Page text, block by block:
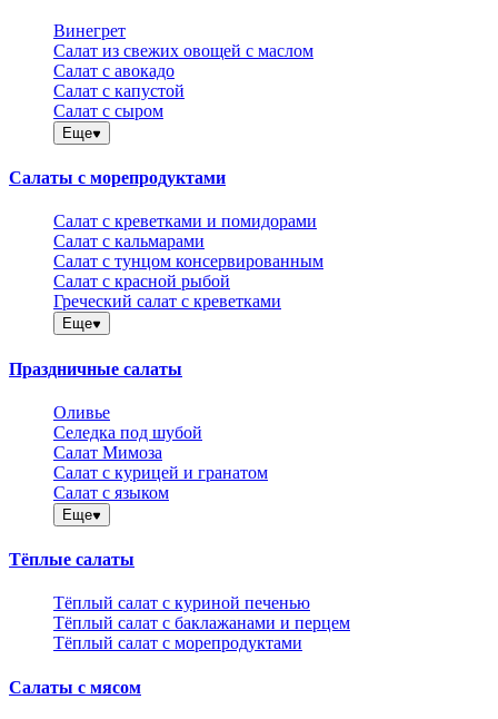
Винегрет
Салат из свежих овощей с маслом
Салат с авокадо
Салат с капустой
Салат с сыром
Еще
Салаты с морепродуктами
Салат с креветками и помидорами
Салат с кальмарами
Салат с тунцом консервированным
Салат с красной рыбой
Греческий салат с креветками
Еще
Праздничные салаты
Оливье
Селедка под шубой
Салат Мимоза
Салат с курицей и гранатом
Салат с языком
Еще
Тёплые салаты
Тёплый салат с куриной печенью
Тёплый салат с баклажанами и перцем
Тёплый салат с морепродуктами
Салаты с мясом